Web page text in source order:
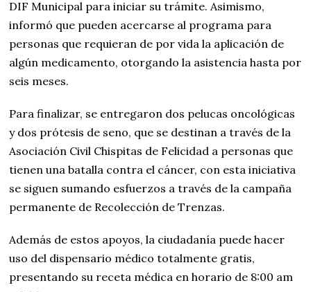
DIF Municipal para iniciar su trámite. Asimismo,
informó que pueden acercarse al programa para
personas que requieran de por vida la aplicación de
algún medicamento, otorgando la asistencia hasta por
seis meses.
Para finalizar, se entregaron dos pelucas oncológicas
y dos prótesis de seno, que se destinan a través de la
Asociación Civil Chispitas de Felicidad a personas que
tienen una batalla contra el cáncer, con esta iniciativa
se siguen sumando esfuerzos a través de la campaña
permanente de Recolección de Trenzas.
Además de estos apoyos, la ciudadanía puede hacer
uso del dispensario médico totalmente gratis,
presentando su receta médica en horario de 8:00 am